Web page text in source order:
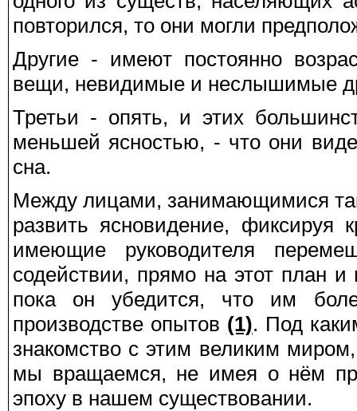
повторился, то они могли
Другие - имеют постоянно
вещи, невидимые и неслышимые
Третьи - опять, и этих
меньшей ясностью, - что они
сна.
Между лицами, занимающимися
развить ясновидение, фиксируя
имеющие руководителя
содействии, прямо на этот план
пока он убедится, что им
производстве опытов (1). Под
знакомство с этим великим
мы вращаемся, не имея о нём
эпоху в нашем существовании.